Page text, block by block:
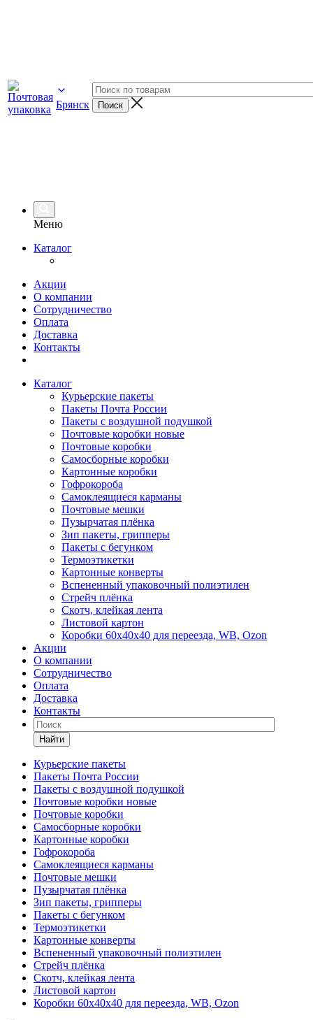
Брянск
Меню
Каталог
Акции
О компании
Сотрудничество
Оплата
Доставка
Контакты
Каталог
Курьерские пакеты
Пакеты Почта России
Пакеты с воздушной подушкой
Почтовые коробки новые
Почтовые коробки
Самосборные коробки
Картонные коробки
Гофрокороба
Самоклеящиеся карманы
Почтовые мешки
Пузырчатая плёнка
Зип пакеты, грипперы
Пакеты с бегунком
Термоэтикетки
Картонные конверты
Вспененный упаковочный полиэтилен
Стрейч плёнка
Скотч, клейкая лента
Листовой картон
Коробки 60х40х40 для переезда, WB, Ozon
Акции
О компании
Сотрудничество
Оплата
Доставка
Контакты
Найти
Курьерские пакеты
Пакеты Почта России
Пакеты с воздушной подушкой
Почтовые коробки новые
Почтовые коробки
Самосборные коробки
Картонные коробки
Гофрокороба
Самоклеящиеся карманы
Почтовые мешки
Пузырчатая плёнка
Зип пакеты, грипперы
Пакеты с бегунком
Термоэтикетки
Картонные конверты
Вспененный упаковочный полиэтилен
Стрейч плёнка
Скотч, клейкая лента
Листовой картон
Коробки 60х40х40 для переезда, WB, Ozon